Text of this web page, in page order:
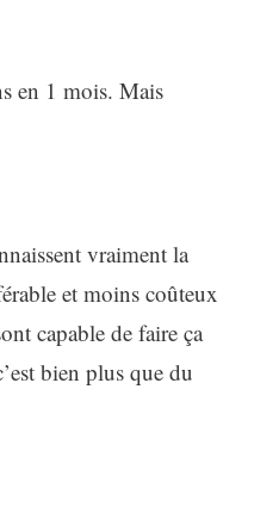
en 1 mois. Mais
vraiment la
et moins coûteux
capable de faire ça
bien plus que du